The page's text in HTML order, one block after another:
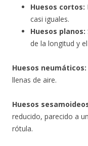
Huesos cortos:
casi iguales.
Huesos planos:
de la longitud y
Huesos neumáticos:
llenas de aire.
Huesos
reducido, parecido a
rótula.